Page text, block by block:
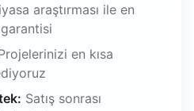
araştırması ile en
en kısa
Satış sonrası